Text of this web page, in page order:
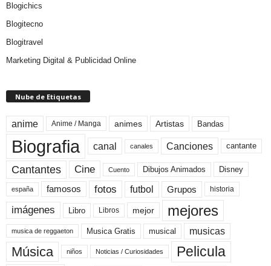
Blogichics
Blogitecno
Blogitravel
Marketing Digital & Publicidad Online
Nube de Etiquetas
anime Anime / Manga animes Artistas Bandas
Biografia canal canales Canciones cantante
Cantantes Cine Cuento Dibujos Animados Disney
españa famosos fotos futbol Grupos historia
imágenes Libro Libros mejor mejores
musica de reggaeton Musica Gratis musical musicas
Música niños Noticias / Curiosidades Pelicula